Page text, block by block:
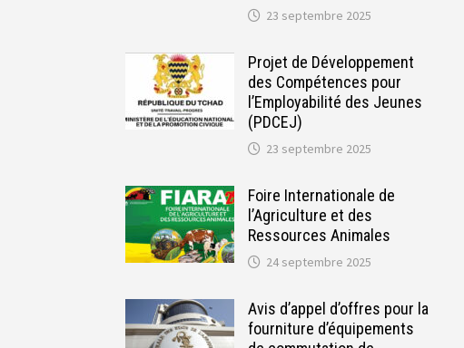
23 septembre 2025
Projet de Développement
des Compétences pour
l’Employabilité des Jeunes
(PDCEJ)
23 septembre 2025
Foire Internationale de
l’Agriculture et des
Ressources Animales
24 septembre 2025
Avis d’appel d’offres pour la
fourniture d’équipements